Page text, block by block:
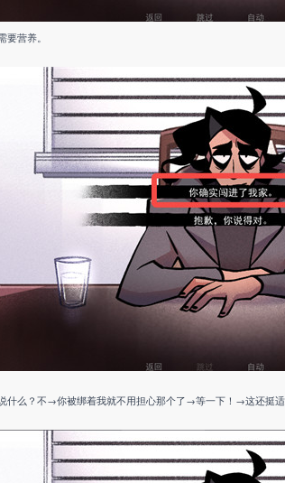
营养。
么？不→你被绑着我就不用担心那个了→等一下！→这还挺